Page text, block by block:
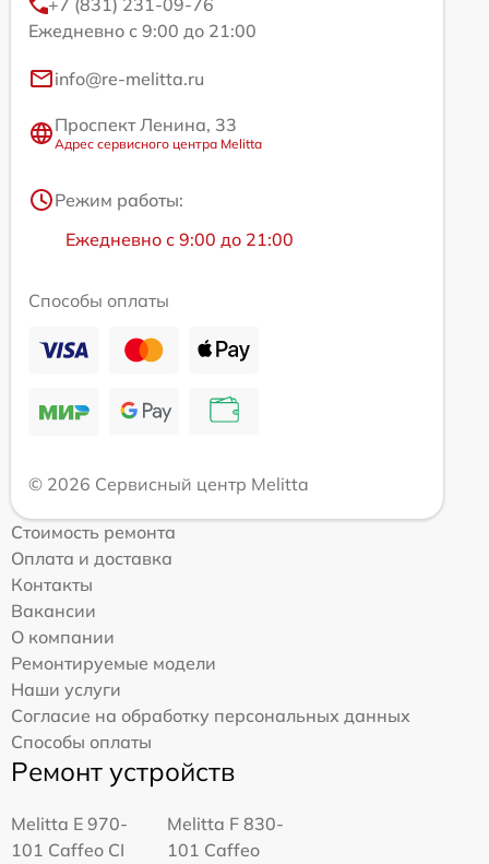
+7 (831) 231-09-76
Ежедневно с 9:00 до 21:00
info@re-melitta.ru
Проспект Ленина, 33
Адрес сервисного центра Melitta
Режим работы:
Ежедневно с 9:00 до 21:00
Способы оплаты
© 2026 Сервисный центр Melitta
Стоимость ремонта
Оплата и доставка
Контакты
Вакансии
О компании
Ремонтируемые модели
Наши услуги
Согласие на обработку персональных данных
Способы оплаты
Ремонт устройств
Melitta Е 970-
101 Caffeo CI
Melitta F 830-
101 Caffeo